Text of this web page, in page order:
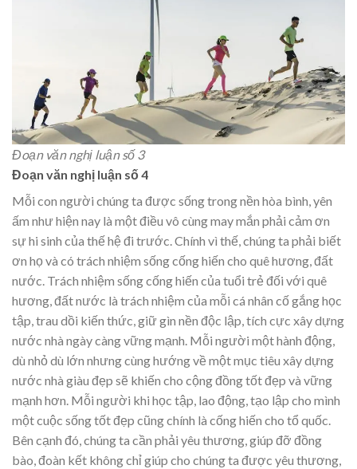
Đoạn văn nghị luận số 3
Đoạn văn nghị luận số 4
Mỗi con người chúng ta được sống trong nền hòa bình, yên
ấm như hiện nay là một điều vô cùng may mắn phải cảm ơn
sự hi sinh của thế hệ đi trước. Chính vì thế, chúng ta phải biết
ơn họ và có trách nhiệm sống cống hiến cho quê hương, đất
nước. Trách nhiệm sống cống hiến của tuổi trẻ đối với quê
hương, đất nước là trách nhiệm của mỗi cá nhân cố gắng học
tập, trau dồi kiến thức, giữ gìn nền độc lập, tích cực xây dựng
nước nhà ngày càng vững mạnh. Mỗi người một hành động,
dù nhỏ dù lớn nhưng cùng hướng về một mục tiêu xây dựng
nước nhà giàu đẹp sẽ khiến cho cộng đồng tốt đẹp và vững
mạnh hơn. Mỗi người khi học tập, lao động, tạo lập cho mình
một cuộc sống tốt đẹp cũng chính là cống hiến cho tổ quốc.
Bên cạnh đó, chúng ta cần phải yêu thương, giúp đỡ đồng
bào, đoàn kết không chỉ giúp cho chúng ta được yêu thương,